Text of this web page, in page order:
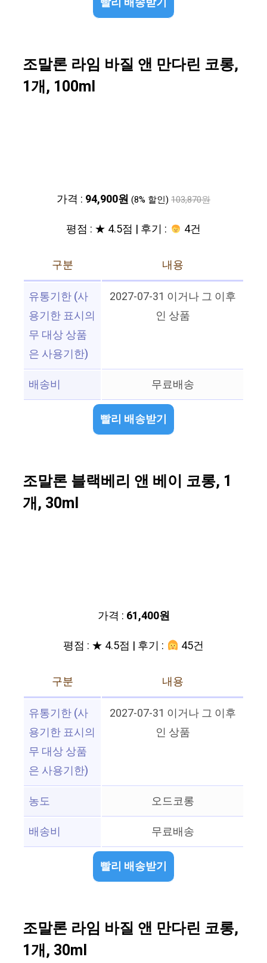
조말론 라임 바질 앤 만다린 코롱,
1개, 100ml
가격 : 94,900원 (8% 할인) 103,870원
평점 : ★ 4.5점 | 후기 : 4건
구분
내용
유통기한 (사
용기한 표시의
무 대상 상품
은 사용기한)
2027-07-31 이거나 그 이후
인 상품
배송비 무료배송
빨리 배송받기
조말론 블랙베리 앤 베이 코롱, 1
개, 30ml
가격 : 61,400원
평점 : ★ 4.5점 | 후기 :
45건
구분
내용
유통기한 (사
용기한 표시의
무 대상 상품
은 사용기한)
2027-07-31 이거나 그 이후
인 상품
농도
오드코롱
배송비
무료배송
빨리 배송받기
조말론 라임 바질 앤 만다린 코롱,
1개, 30ml